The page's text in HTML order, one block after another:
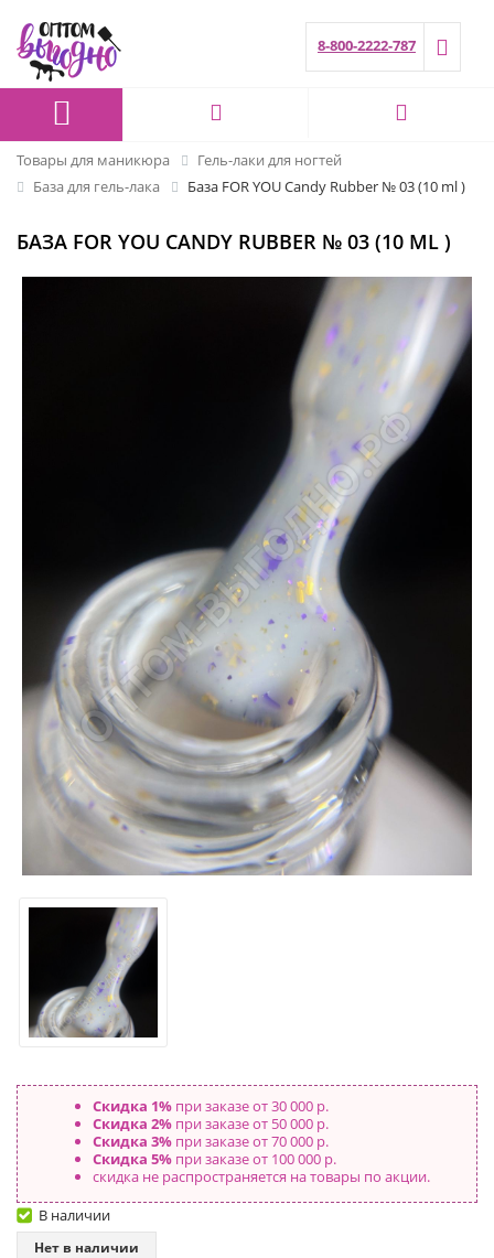
8-800-2222-787
Товары для маникюра
Гель-лаки для ногтей
База для гель-лака
База FOR YOU Candy Rubber № 03 (10 ml )
БАЗА FOR YOU CANDY RUBBER № 03 (10 ML )
Скидка 1%при заказе от 30 000 р.
Скидка 2%при заказе от 50 000 р.
Скидка 3%при заказе от 70 000 р.
Скидка 5%при заказе от 100 000 р.
скидка не распространяется на товары по акции.
В наличии
Нет в наличии